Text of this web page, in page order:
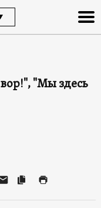
"Мы здесь